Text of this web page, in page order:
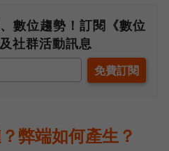
數位趨勢！訂閱《數位
社群活動訊息
弊端如何產生？